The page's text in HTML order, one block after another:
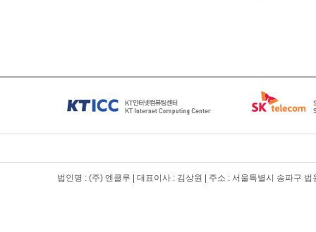
법인명 : (주) 엔클루 | 대표이사 : 김상원 | 주소 : 서울특별시 송파